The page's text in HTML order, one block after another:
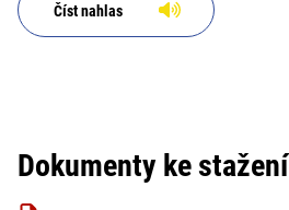
Číst nahlas
Dokumenty ke stažení